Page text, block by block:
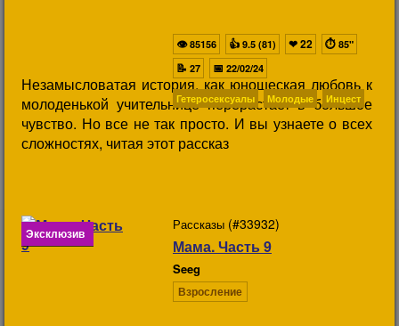
Незамысловатая история, как юношеская любовь к
молоденькой учительнице перерастает в большое
чувство. Но все не так просто. И вы узнаете о всех
сложностях, читая этот рассказ
👁85156 👍 9.5 (81) ❤22 ⏱ 85"
📝 27 📅 22/02/24
Гетеросексуалы Молодые Инцест
Эксклюзив
Рассказы (#33932)
Мама. Часть 9
Seeg
Взросление